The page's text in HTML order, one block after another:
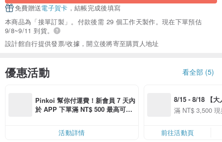
免費贈送電子賀卡 ，結帳完成後填寫
本商品為「接單訂製」。付款後需 29 個工作天製作。現在下單預估
9/8~9/11 到貨。
設計館自行提供發票/收據，開立後將寄至購買人地址
優惠活動 看全部 (5)
Pinkoi 幫你付運費！新會員 7 天內
於 APP 下單滿 NT$ 500 最高可折
活動詳情
8/15 - 8/18 【大
季】滿
滿 NT$ 3,500
前往活動頁